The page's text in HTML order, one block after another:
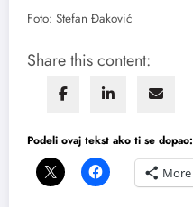
Foto: Stefan Đaković
Share this content:
Podeli ovaj tekst ako ti se dopao:
More